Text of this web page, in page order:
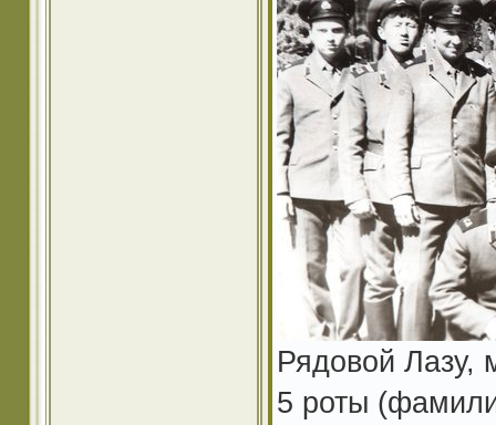
Рядовой Лазу,
5 роты